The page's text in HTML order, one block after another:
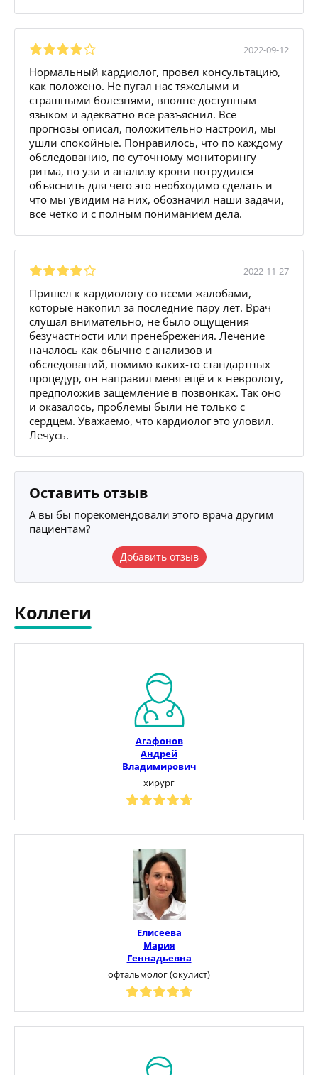
2022-09-12
Нормальный кардиолог, провел консультацию,
как положено. Не пугал нас тяжелыми и
страшными болезнями, вполне доступным
языком и адекватно все разъяснил. Все
прогнозы описал, положительно настроил, мы
ушли спокойные. Понравилось, что по каждому
обследованию, по суточному мониторингу
ритма, по узи и анализу крови потрудился
объяснить для чего это необходимо сделать и
что мы увидим на них, обозначил наши задачи,
все четко и с полным пониманием дела.
2022-11-27
Пришел к кардиологу со всеми жалобами,
которые накопил за последние пару лет. Врач
слушал внимательно, не было ощущения
безучастности или пренебрежения. Лечение
началось как обычно с анализов и
обследований, помимо каких-то стандартных
процедур, он направил меня ещё и к неврологу,
предположив защемление в позвонках. Так оно
и оказалось, проблемы были не только с
сердцем. Уважаемо, что кардиолог это уловил.
Лечусь.
Оставить отзыв
А вы бы порекомендовали этого врача другим
пациентам?
Добавить отзыв
Коллеги
Агафонов
Андрей
Владимирович
хирург
Елисеева
Мария
Геннадьевна
офтальмолог (окулист)